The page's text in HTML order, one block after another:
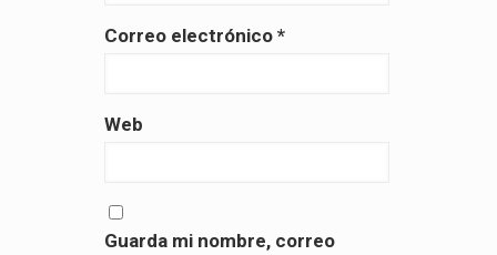
Correo electrónico *
Web
Guarda mi nombre, correo